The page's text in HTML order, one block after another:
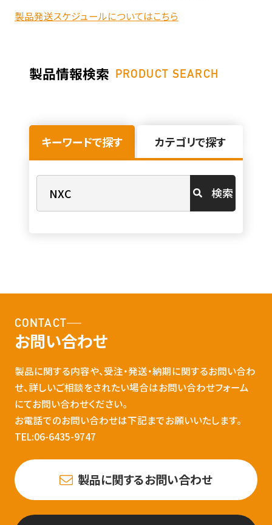
製品発送スケジュールについてはこちら
製品情報検索 PRODUCT SEARCH
キーワードで探す カテゴリで探す
検索
CONTACT
お問い合わせ
製品に関する内容や、受注・発送・納期に関するお問い合わ
せ、詳しいご相談をされたい場合はお問い合わせフォーム
にてお問い合わせください。
お電話でのお問い合わせは下記までお願いいたします。
TEL:06-6435-9747
製品に関するお問い合わせ